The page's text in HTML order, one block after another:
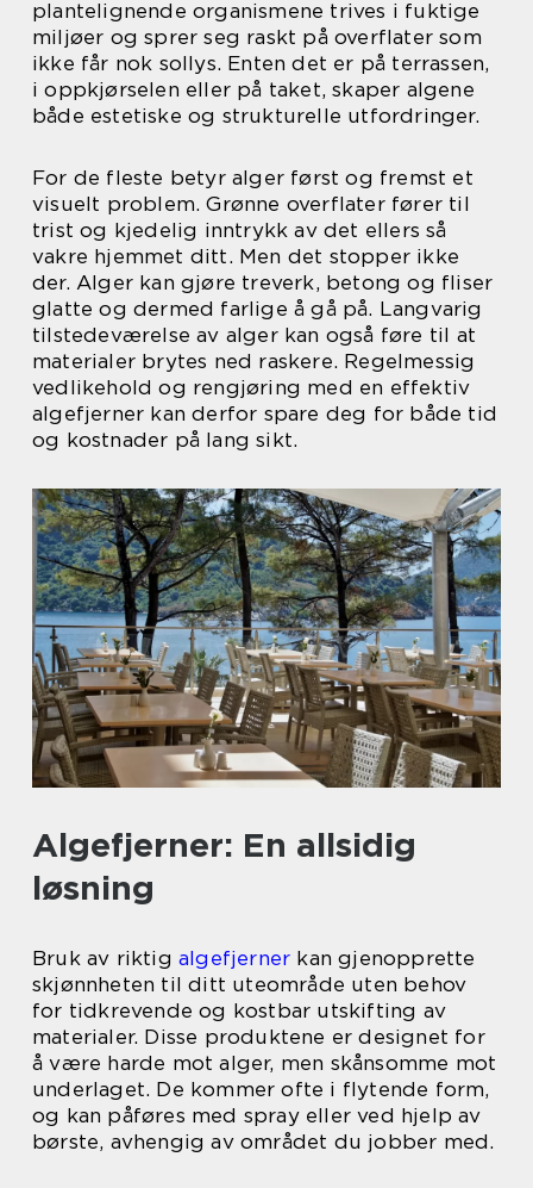
plantelignende organismene trives i fuktige
miljøer og sprer seg raskt på overflater som
ikke får nok sollys. Enten det er på terrassen,
i oppkjørselen eller på taket, skaper algene
både estetiske og strukturelle utfordringer.
For de fleste betyr alger først og fremst et
visuelt problem. Grønne overflater fører til
trist og kjedelig inntrykk av det ellers så
vakre hjemmet ditt. Men det stopper ikke
der. Alger kan gjøre treverk, betong og fliser
glatte og dermed farlige å gå på. Langvarig
tilstedeværelse av alger kan også føre til at
materialer brytes ned raskere. Regelmessig
vedlikehold og rengjøring med en effektiv
algefjerner kan derfor spare deg for både tid
og kostnader på lang sikt.
Algefjerner: En allsidig
løsning
Bruk av riktig algefjerner kan gjenopprette
skjønnheten til ditt uteområde uten behov
for tidkrevende og kostbar utskifting av
materialer. Disse produktene er designet for
å være harde mot alger, men skånsomme mot
underlaget. De kommer ofte i flytende form,
og kan påføres med spray eller ved hjelp av
børste, avhengig av området du jobber med.